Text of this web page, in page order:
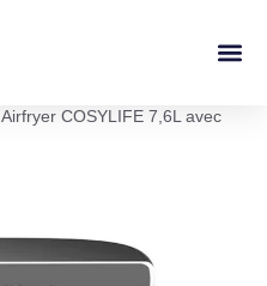
Airfryer COSYLIFE 7,6L avec